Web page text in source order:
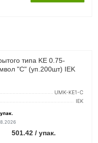
типа KE 0.75-
"C" (уп.200шт) IEK
UMK-KE1-C
IEK
501.42 / упак.